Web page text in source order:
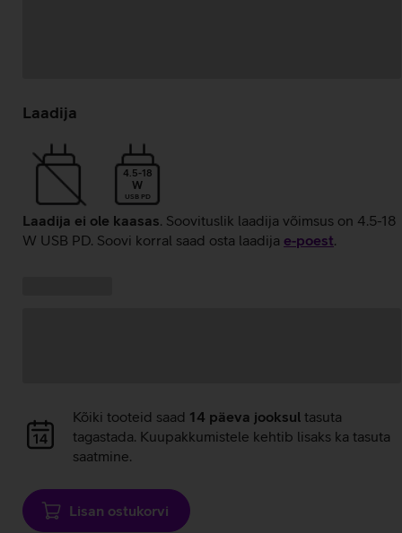
laadimine
Laadija
4.5-18
W
USB PD
Laadija ei ole kaasas. Soovituslik laadija võimsus on 4.5-18
W USB PD. Soovi korral saad osta laadija e‑poest.
Andmete
laadimine
Kõiki tooteid saad 14 päeva jooksul tasuta
tagastada. Kuupakkumistele kehtib lisaks ka tasuta
saatmine.
Lisan ostukorvi